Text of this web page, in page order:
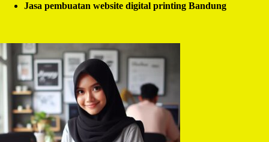
Jasa pembuatan website digital printing Bandung